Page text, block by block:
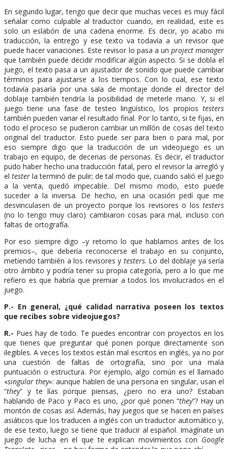
En segundo lugar, tengo que decir que muchas veces es muy fácil
señalar como culpable al traductor cuando, en realidad, este es
solo un eslabón de una cadena enorme. Es decir, yo acabo mi
traducción, la entrego y ese texto va todavía a un revisor que
puede hacer variaciones. Este revisor lo pasa a un project manager
que también puede decidir modificar algún aspecto. Si se dobla el
juego, el texto pasa a un ajustador de sonido que puede cambiar
términos para ajustarse a los tiempos. Con lo cual, ese texto
todavía pasaría por una sala de montaje donde el director del
doblaje también tendría la posibilidad de meterle mano. Y, si el
juego tiene una fase de testeo lingüístico, los propios testers
también pueden variar el resultado final. Por lo tanto, si te fijas, en
todo el proceso se pudieron cambiar un millón de cosas del texto
original del traductor. Esto puede ser para bien o para mal, por
eso siempre digo que la traducción de un videojuego es un
trabajo en equipo, de decenas de personas. Es decir, el traductor
pudo haber hecho una traducción fatal, pero el revisor la arregló y
el tester la terminó de pulir; de tal modo que, cuando salió el juego
a la venta, quedó impecable. Del mismo modo, esto puede
suceder a la inversa. De hecho, en una ocasión pedí que me
desvinculasen de un proyecto porque los revisores o los testers
(no lo tengo muy claro) cambiaron cosas para mal, incluso con
faltas de ortografía.
Por eso siempre digo –y retomo lo que hablamos antes de los
premios–, que debería reconocerse el trabajo en su conjunto,
metiendo también a los revisores y testers. Lo del doblaje ya sería
otro ámbito y podría tener su propia categoría, pero a lo que me
refiero es que habría que premiar a todos los involucrados en el
juego.
P.- En general, ¿qué calidad narrativa poseen los textos
que recibes sobre videojuegos?
R.- Pues hay de todo. Te puedes encontrar con proyectos en los
que tienes que preguntar qué ponen porque directamente son
ilegibles. A veces los textos están mal escritos en inglés, ya no por
una cuestión de faltas de ortografía, sino por una mala
puntuación o estructura. Por ejemplo, algo común es el llamado
«singular they»: aunque hablen de una persona en singular, usan el
“they” y te lías porque piensas, ¿pero no era uno? Estaban
hablando de Paco y Paco es uno, ¿por qué ponen “they”? Hay un
montón de cosas así. Además, hay juegos que se hacen en países
asiáticos que los traducen a inglés con un traductor automático y,
de ese texto, luego se tiene que traducir al español. Imagínate un
juego de lucha en el que te explican movimientos con Google